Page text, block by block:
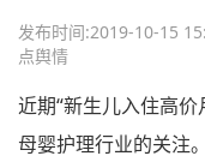
发布时间:2019-10-15
点舆情
近期“新生儿入住高
母婴护理行业的关注